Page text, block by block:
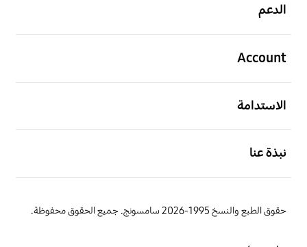
الدعم
Account
الاستدامة
نبذة عنا
حقوق الطبع والنسخ 1995-2026 سامسونج. جميع الحقوق محفوظة.